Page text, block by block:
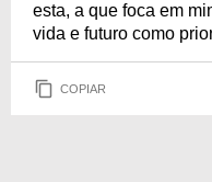
esta, a que foca em
vida e futuro como
COPIAR